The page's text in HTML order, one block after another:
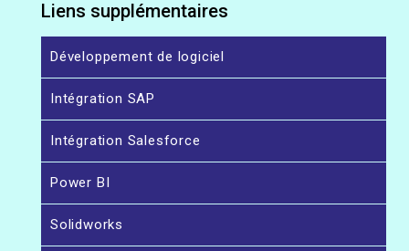
Liens supplémentaires
Développement de logiciel
Intégration SAP
Intégration Salesforce
Power BI
Solidworks